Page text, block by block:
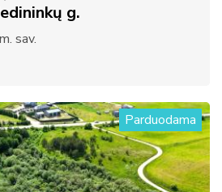
g.
sav.
Parduodama